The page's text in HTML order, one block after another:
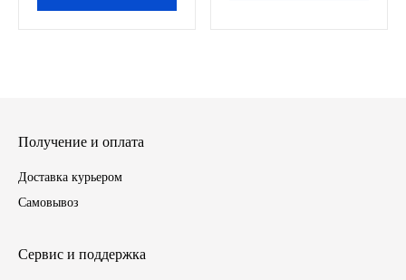
АКБ
Получение и оплата
Доставка курьером
Самовывоз
Сервис и поддержка